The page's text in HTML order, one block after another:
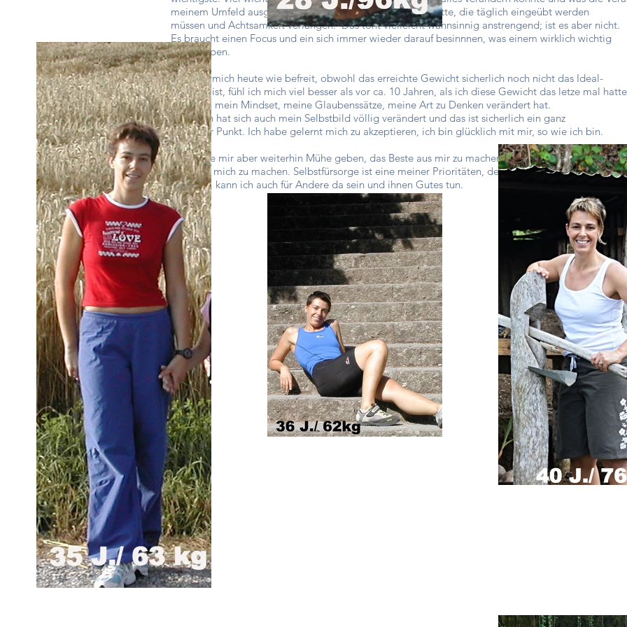
meinem Umfeld ausgelöst haben. Es sind viele kleine Schritte, die täglich eingeübt werden
müssen und Achtsamkeit verlangen. Das tönt vielleicht wahnsinnig anstrengend; ist es aber nicht.
Es braucht einen Focus und ein sich immer wieder darauf besinnnen, was einem wirklich wichtig
ist im Leben.
Ich fühle mich heute wie befreit, obwohl das erreichte Gewicht sicherlich noch nicht das Ideal-
Gewicht ist, fühl ich mich viel besser als vor ca. 10 Jahren, als ich diese Gewicht das letze mal
Weil sich mein Mindset, meine Glaubenssätze, meine Art zu Denken verändert hat.
Natürlich hat sich auch mein Selbstbild völlig verändert und das ist sicherlich ein ganz
wichtiger Punkt. Ich habe gelernt mich zu akzeptieren, ich bin glücklich mit mir, so wie ich bin.
Ich werde mir aber weiterhin Mühe geben, das Beste aus mir zu machen und vor alle auch das
Beste für mich zu machen. Selbstfürsorge ist eine meiner Prioritäten, denn nur wenn es mir
gut geht, kann ich auch für Andere da sein und ihnen Gutes tun.